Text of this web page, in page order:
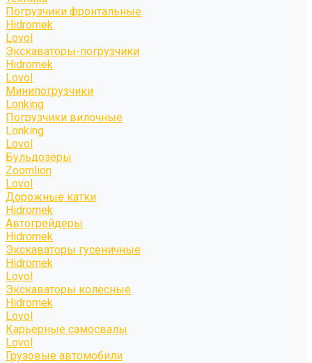
Погрузчики фронтальные
Hidromek
Lovol
Экскаваторы-погрузчики
Hidromek
Lovol
Минипогрузчики
Lonking
Погрузчики вилочные
Lonking
Lovol
Бульдозеры
Zoomlion
Lovol
Дорожные катки
Hidromek
Автогрейдеры
Hidromek
Экскаваторы гусеничные
Hidromek
Lovol
Экскаваторы колесные
Hidromek
Lovol
Карьерные самосвалы
Lovol
Грузовые автомобили